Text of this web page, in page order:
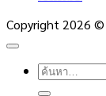
Copyright 2026 ©
ค้นหา: